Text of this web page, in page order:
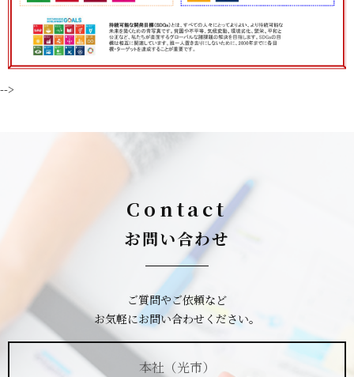
-->
Contact
お問い合わせ
ご質問やご依頼など
お気軽にお問い合わせください。
本社（光市）